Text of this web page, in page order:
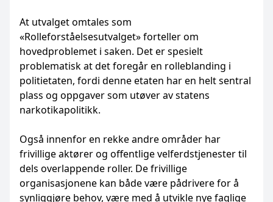
At utvalget omtales som
«Rolleforståelsesutvalget» forteller om
hovedproblemet i saken. Det er spesielt
problematisk at det foregår en rolleblanding i
politietaten, fordi denne etaten har en helt sentral
plass og oppgaver som utøver av statens
narkotikapolitikk.
Også innenfor en rekke andre områder har
frivillige aktører og offentlige velferdstjenester til
dels overlappende roller. De frivillige
organisasjonene kan både være pådrivere for å
synliggjøre behov, være med å utvikle nye faglige